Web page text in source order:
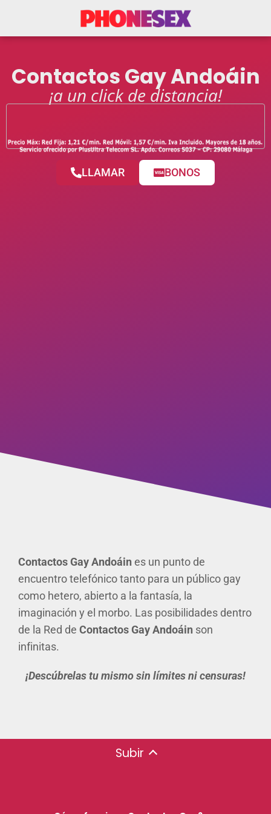
Contactos Gay Andoáin
¡a un click de distancia!
LLAMAR BONOS
Contactos Gay Andoáin es un punto de
encuentro telefónico tanto para un público gay
como hetero, abierto a la fantasía, la
imaginación y el morbo. Las posibilidades dentro
de la Red de Contactos Gay Andoáin son
infinitas.
¡Descúbrelas tu mismo sin límites ni censuras!
Subir